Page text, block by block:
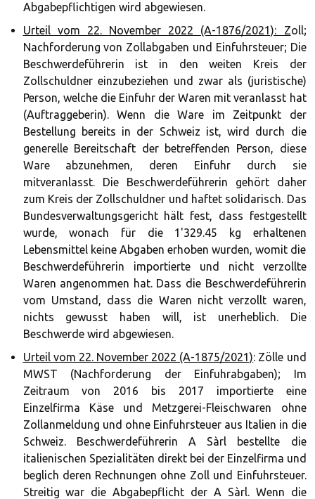
Abgabepflichtigen wird abgewiesen.
Urteil vom 22. November 2022 (A-1876/2021): Zoll;
Nachforderung von Zollabgaben und Einfuhrsteuer; Die
Beschwerdeführerin ist in den weiten Kreis der
Zollschuldner einzubeziehen und zwar als (juristische)
Person, welche die Einfuhr der Waren mit veranlasst hat
(Auftraggeberin). Wenn die Ware im Zeitpunkt der
Bestellung bereits in der Schweiz ist, wird durch die
generelle Bereitschaft der betreffenden Person, diese
Ware abzunehmen, deren Einfuhr durch sie
mitveranlasst. Die Beschwerdeführerin gehört daher
zum Kreis der Zollschuldner und haftet solidarisch. Das
Bundesverwaltungsgericht hält fest, dass festgestellt
wurde, wonach für die 1'329.45 kg erhaltenen
Lebensmittel keine Abgaben erhoben wurden, womit die
Beschwerdeführerin importierte und nicht verzollte
Waren angenommen hat. Dass die Beschwerdeführerin
vom Umstand, dass die Waren nicht verzollt waren,
nichts gewusst haben will, ist unerheblich. Die
Beschwerde wird abgewiesen.
Urteil vom 22. November 2022 (A-1875/2021): Zölle und
MWST (Nachforderung der Einfuhrabgaben); Im
Zeitraum von 2016 bis 2017 importierte eine
Einzelfirma Käse und Metzgerei-Fleischwaren ohne
Zollanmeldung und ohne Einfuhrsteuer aus Italien in die
Schweiz. Beschwerdeführerin A Sàrl bestellte die
italienischen Spezialitäten direkt bei der Einzelfirma und
beglich deren Rechnungen ohne Zoll und Einfuhrsteuer.
Streitig war die Abgabepflicht der A Sàrl. Wenn die